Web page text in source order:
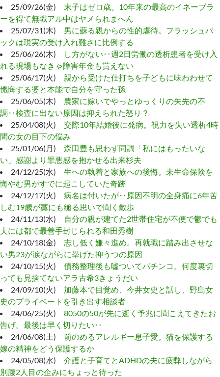
25/09/26(金) 末子はゼロ歳。10年来の最高のイネーブラ
ーを得て無職アル中はヤメられまへん
25/07/31(木) 男に蘇る親からの性的虐待。フラッシュバ
ックは現実の受け入れ難さに比例する
25/06/26(木)
し方がない‥週2日労働の透析患者を受け入
れる現場もなきゃ障害年金も貰えない
25/06/17(火) 親から受けた仕打ちを子どもに味わわせて
懺悔する婆と本能で自分を守った孫
25/06/05(木) 農家に嫁いでやっとゆっくりの矢先の不
調‥検査に出ない原因は抑えられた怒り？
25/04/08(火) 交際10年結婚後に発病。視力を失い透析4時
間の女の目下の悩み
25/01/06(月) 森田豊も思わず同調「私にはもったいな
い」感謝より罪悪感を抱かせる出来杉夫
24/12/25(水) 生への執着と家族への後悔。未生命保険を
悔やむ男がすでに起こしていた奇跡
24/12/17(火) 病名は付いたが‥原因不明の全身痛に6年苦
しむ19歳が藁にも縋る思いで聞く散歩
24/11/13(水)
自分の親が建てた2世帯住宅が不便で鬱でも
夫には都で最善手封じられる和田秀樹
24/10/18(金) 志し低く嫌々進め。再就職に踏み出させな
い男23が涙ながらに挙げた抑うつの原因
24/10/15(火) 債務整理後も嘘ついてパチンコ。何度裏切
っても見捨てないアラ古希3きょうだい
24/09/10(火) 加藤本で目覚め、今井女史と話し、野島女
史のプライベートを引き出す相談者
24/06/25(火) 8050の50が先に逝く予兆に聞こえてきたお
告げ。最後は早く切りたい‥
24/06/08(土) 前のめるアレルギー息子愛。猫を保護する
嫁の精神をどう保護するか
24/05/08(水) 介護と子育てとADHDの夫に疲弊しながら
別腹2人目の企みにちょっと待った